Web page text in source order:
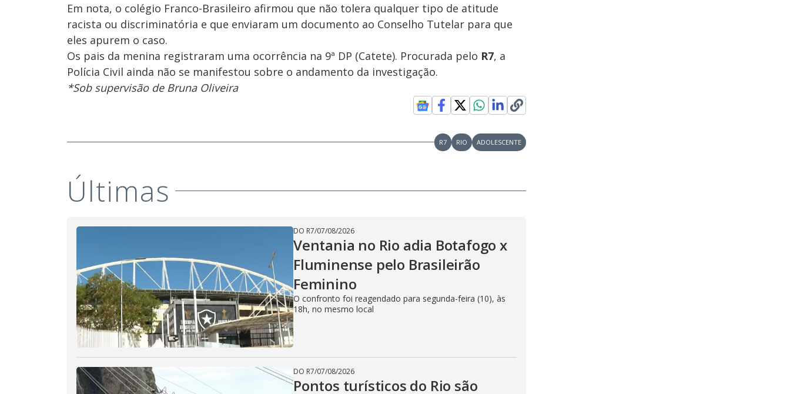
Em nota, o colégio Franco-Brasileiro afirmou que não tolera qualquer tipo de atitude
racista ou discriminatória e que enviaram um documento ao Conselho Tutelar para que
eles apurem o caso.
Os pais da menina registraram uma ocorrência na 9ª DP (Catete). Procurada pelo R7, a
Polícia Civil ainda não se manifestou sobre o andamento da investigação.
*Sob supervisão de Bruna Oliveira
R7 RIO ADOLESCENTE
Últimas
DO R7/07/08/2026
Ventania no Rio adia Botafogo x
Fluminense pelo Brasileirão
Feminino
O confronto foi reagendado para segunda-feira (10), às
18h, no mesmo local
DO R7/07/08/2026
Pontos turísticos do Rio são